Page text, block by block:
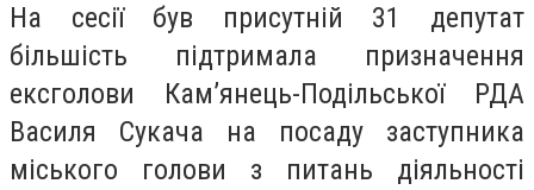
На сесії був присутній 31 депутат
більшість підтримала призначення
ексголови Кам’янець-Подільської РДА
Василя Сукача на посаду заступника
міського голови з питань діяльності